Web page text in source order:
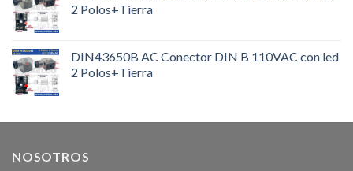
2 Polos+Tierra
DIN43650B AC Conector DIN B 110VAC con led
2 Polos+Tierra
NOSOTROS